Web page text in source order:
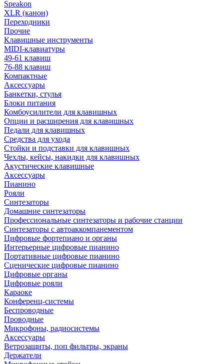
Speakon
XLR (канон)
Переходники
Прочие
Клавишные инструменты
MIDI-клавиатуры
49-61 клавиш
76-88 клавиш
Компактные
Аксессуары
Банкетки, стулья
Блоки питания
Комбоусилители для клавишных
Опции и расширения для клавишных
Педали для клавишных
Средства для ухода
Стойки и подставки для клавишных
Чехлы, кейсы, накидки для клавишных
Акустические клавишные
Аксессуары
Пианино
Рояли
Синтезаторы
Домашние синтезаторы
Профессиональные синтезаторы и рабочие станции
Синтезаторы с автоаккомпанементом
Цифровые фортепиано и органы
Интерьерные цифровые пианино
Портативные цифровые пианино
Сценические цифровые пианино
Цифровые органы
Цифровые рояли
Караоке
Конференц-системы
Беспроводные
Проводные
Микрофоны, радиосистемы
Аксессуары
Ветрозащиты, поп фильтры, экраны
Держатели